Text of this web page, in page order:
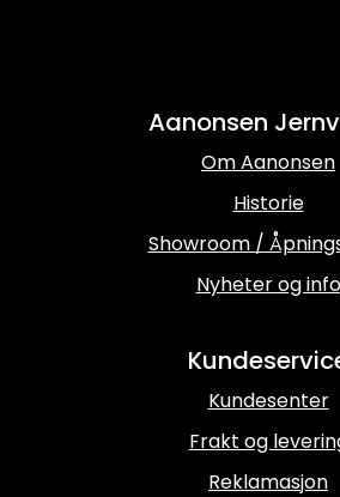
Aanonsen
Om Aanonsen
Historie
Showroom /
Nyheter og info
Kundesenter
Frakt og
Reklamasjon